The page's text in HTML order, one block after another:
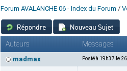
Forum AVALANCHE 06 - Index du Forum /
Auteurs Messages
madmax Posté à 19h37 le